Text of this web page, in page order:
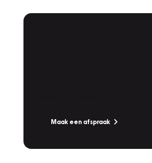
Maak een afspraak